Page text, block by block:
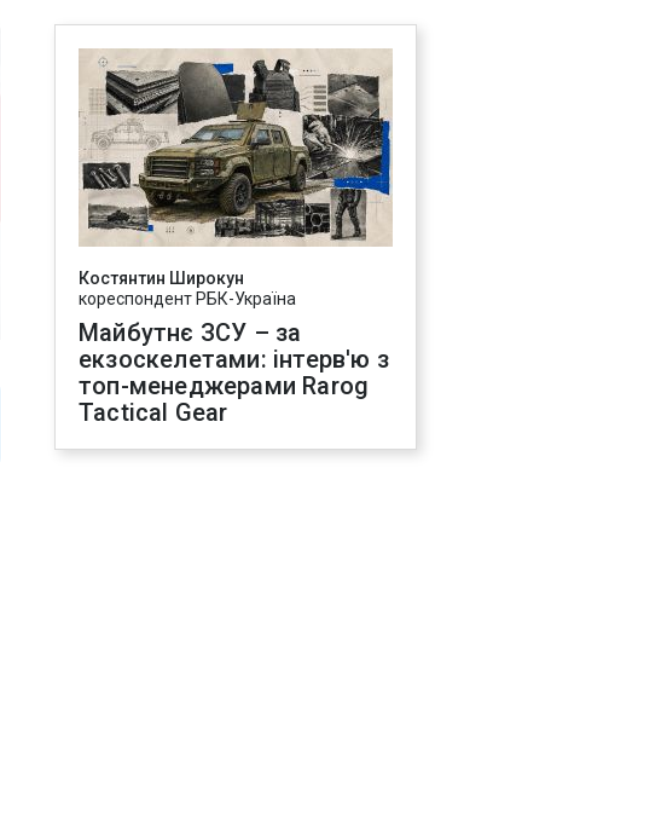
Костянтин Широкун
кореспондент РБК-Україна
Майбутнє ЗСУ – за
екзоскелетами: інтерв'ю з
топ-менеджерами Rarog
Tactical Gear